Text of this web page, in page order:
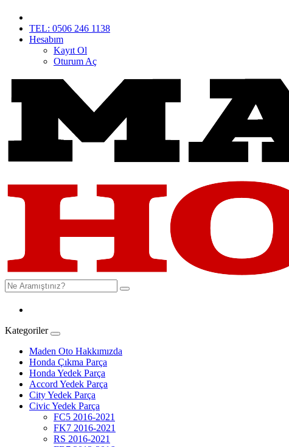
TEL: 0506 246 1138
Hesabım
Kayıt Ol
Oturum Aç
Kategoriler
Maden Oto Hakkımızda
Honda Çıkma Parça
Honda Yedek Parça
Accord Yedek Parça
City Yedek Parça
Civic Yedek Parça
FC5 2016-2021
FK7 2016-2021
RS 2016-2021